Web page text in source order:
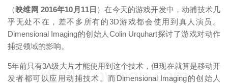
（映维网 2016年10月11日 ）在今天的游戏开发中，动捕技术几
乎无处不在，差不多所有的3D游戏都会使用到真人演员。
Dimensional Imaging的创始人Colin Urquhart探讨了游戏对动作
捕捉领域的影响。
5年前只有3A级大片才能使用到这个技术，但现在就算是移动开
发者都可以应用动捕技术。而Dimensional Imaging的创始人
映维网（nweon.com）